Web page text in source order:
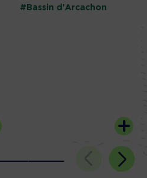
#Bassin d'Arcachon